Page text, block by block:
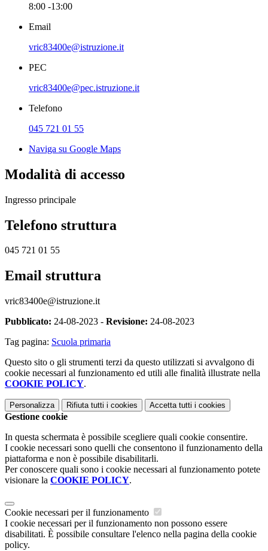
8:00 -13:00
Email
vric83400e@istruzione.it
PEC
vric83400e@pec.istruzione.it
Telefono
045 721 01 55
Naviga su Google Maps
Modalità di accesso
Ingresso principale
Telefono struttura
045 721 01 55
Email struttura
vric83400e@istruzione.it
Pubblicato: 24-08-2023 - Revisione: 24-08-2023
Tag pagina: Scuola primaria
Questo sito o gli strumenti terzi da questo utilizzati si avvalgono di
cookie necessari al funzionamento ed utili alle finalità illustrate nella
COOKIE POLICY.
Personalizza Rifiuta tutti i cookies Accetta tutti i cookies
Gestione cookie
In questa schermata è possibile scegliere quali cookie consentire.
I cookie necessari sono quelli che consentono il funzionamento della
piattaforma e non è possibile disabilitarli.
Per conoscere quali sono i cookie necessari al funzionamento potete
visionare la COOKIE POLICY.
Cookie necessari per il funzionamento
I cookie necessari per il funzionamento non possono essere
disabilitati. È possibile consultare l'elenco nella pagina della cookie
policy.